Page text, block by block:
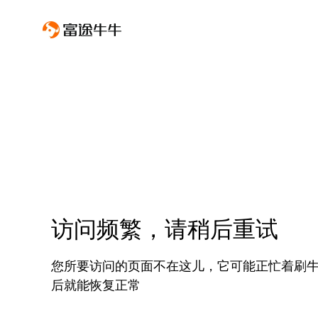
访问频繁，请稍后重试
您所要访问的页面不在这儿，它可能正忙着刷
后就能恢复正常